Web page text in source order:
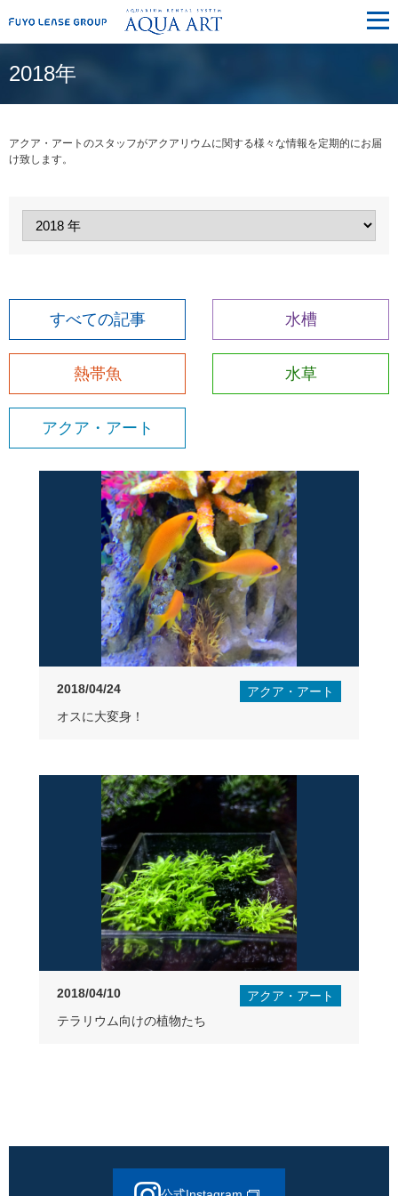
メ
ニ
ュ
2018年
アクア・アートのスタッフがアクアリウムに関する様々な情報を定期的にお届
け致します。
すべての記事 水槽
熱帯魚 水草
アクア・アート
2018/04/24
アクア・アート
オスに大変身！
2018/04/10
アクア・アート
テラリウム向けの植物たち